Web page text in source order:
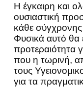
Η έγκαιρη και
ουσιαστική
κάθε σύγχρονης
Φυσικά αυτό θα
προτεραιότητα
που η τωρινή,
τους
για τα